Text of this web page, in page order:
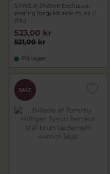
STINE A J'Adore Exclusive
ørering forgyldt sølv m. cz (1
stk.)
521,00 kr
523,00 kr
På lager
SALE